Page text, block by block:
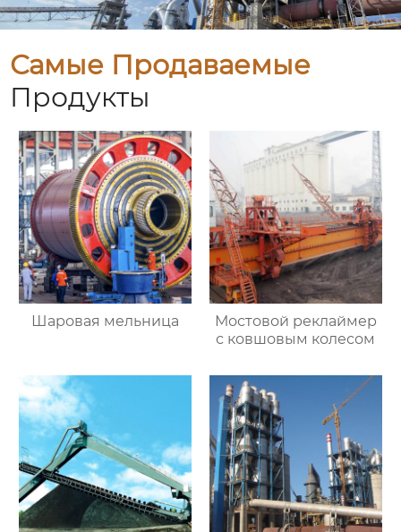
Самые Продаваемые
Продукты
Шаровая мельница
Мостовой реклаймер
с ковшовым колесом